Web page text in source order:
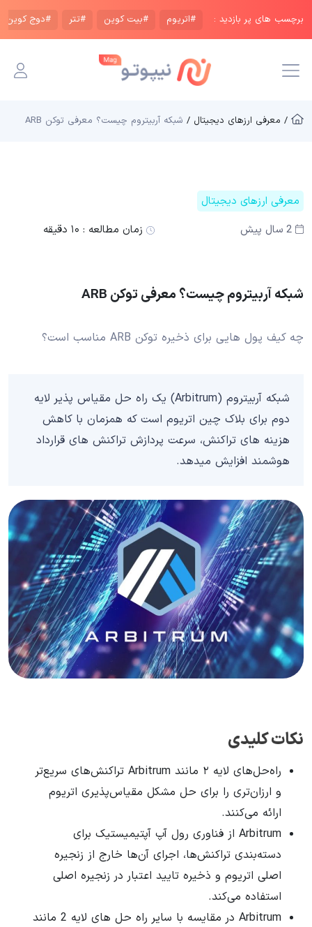
برچسب های پر بازدید : #اتریوم #بیت کوین #تتر #دوج کوین
/ معرفی ارزهای دیجیتال / شبکه آربیتروم چیست؟ معرفی توکن ARB
معرفی ارزهای دیجیتال
2 سال پیش
زمان مطالعه : ۱۰ دقیقه
شبکه آربیتروم چیست؟ معرفی توکن ARB
چه کیف پول هایی برای ذخیره توکن ARB‌ مناسب است؟
شبکه آربیتروم (Arbitrum) یک راه حل مقیاس پذیر لایه
دوم برای بلاک چین اتریوم است که همزمان با کاهش
هزینه های تراکنش، سرعت پردازش تراکنش های قرارداد
هوشمند افزایش میدهد.
نکات کلیدی
راه‌حل‌های لایه ۲ مانند Arbitrum تراکنش‌های سریع‌تر
و ارزان‌تری را برای حل مشکل مقیاس‌پذیری اتریوم
ارائه می‌کنند.
Arbitrum از فناوری رول آپ آپتیمیستیک برای
دسته‌بندی تراکنش‌ها، اجرای آن‌ها خارج از زنجیره
اصلی اتریوم و ذخیره تایید اعتبار در زنجیره اصلی
استفاده می‌کند.
Arbitrum در مقایسه با سایر راه حل های لایه 2 مانند